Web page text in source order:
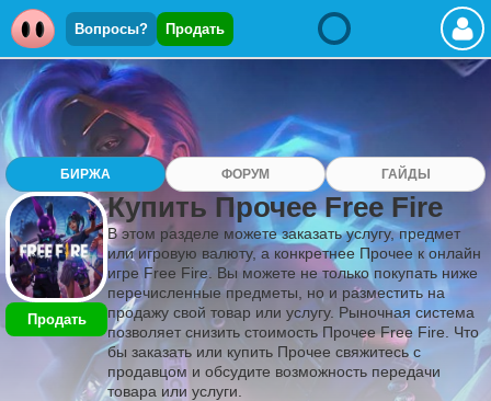
Вопросы? Продать
БИРЖА ФОРУМ ГАЙДЫ
Продать
Купить Прочее Free Fire
В этом разделе можете заказать услугу, предмет
или игровую валюту, а конкретнее Прочее к онлайн
игре Free Fire. Вы можете не только покупать ниже
перечисленные предметы, но и разместить на
продажу свой товар или услугу. Рыночная система
позволяет снизить стоимость Прочее Free Fire. Что
бы заказать или купить Прочее свяжитесь с
продавцом и обсудите возможность передачи
товара или услуги.